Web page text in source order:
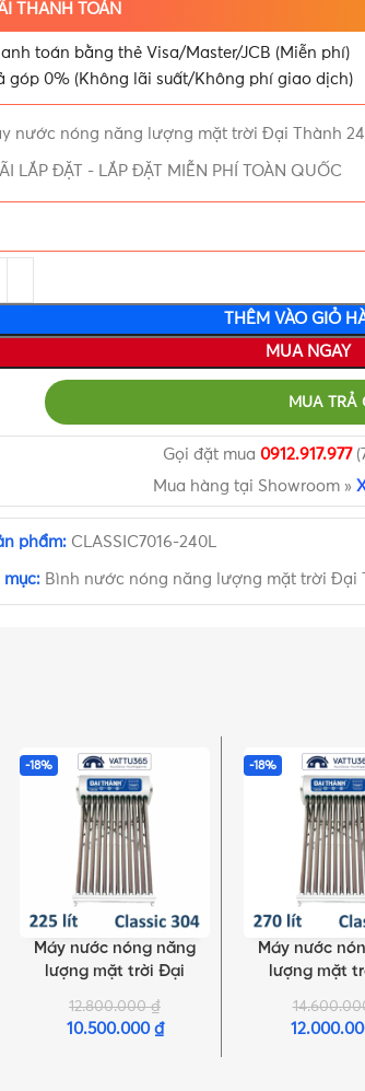
THANH TOÁN
toán bằng thẻ Visa/Master/JCB (Miễn phí)
góp 0% (Không lãi suất/Không phí giao dịch)
nước nóng năng lượng mặt trời Đại Thành
LẮP ĐẶT - LẮP ĐẶT MIỄN PHÍ TOÀN QUỐC
THÊM VÀO GIỎ
MUA NGAY
MUA TRẢ
Gọi đặt mua 0912.917.977
Mua hàng tại Showroom »
phẩm: CLASSIC7016-240L
mục: Bình nước nóng năng lượng mặt trời Đại
-18%
SELECT OPTIONS
Máy nước nóng năng
lượng mặt trời Đại
Thành 225 Lít Classic 15
Ống Φ70
12.800.000₫
10.500.000 ₫
-18%
SELECT OPTIONS
Máy nước
lượng mặt
Thành 270 Lít
Ống